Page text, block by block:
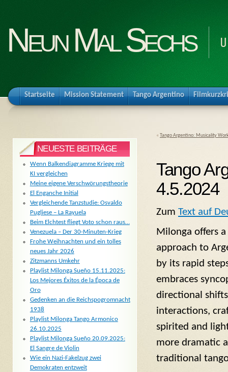
Neun Mal Sechs
Startseite Mission Statement Tango Argentino
« Tango Argentino: Musicality
Tango
4.5.2024
Zum Text auf
Milonga offers
approach to
by its rapid
embraces
directional
interactions,
spirited and
more dramatic
traditional
NEUESTE BEITRÄGE
Wenn Balkendiagramme Kriege mit
KI vergleichen
Meine eigene Verschwörungstheorie
El Enganche Initial
Vergleichende Tanzstudie: Osvaldo
Pugliese – La Rayuela
Beim Elchtest fliegt Voto schon raus…
Venezuela – Der 30-Minuten-Krieg
Frohe Weihnachten und ein tolles
neues Jahr 2026
Zitzmanns Umkehr
Playlist Milonga Sueño 15.11.2025:
Los Mejores Éxitos de la Época de
Oro
Gedenken an die Reichspogromnacht
1938
Playlist Milonga Tango Armonico
26.10.2025
Playlist Milonga Sueño 20.09.2025:
El Sangre de Violin
Wie ein Nazi-Fakelzug zwei
Demokraten entzweit